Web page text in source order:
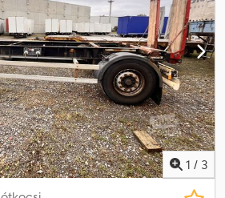
felépítmény raktáron! ##### KÉRJÜK,
EMAILT! ##### SZÁLLÍTÁS EGÉSZ
A MEPO-
ÓTA SZÁLLÍT! CSAK ELŐZETES
##### Dksdpfx Aoztiy Defaor
1 / 3